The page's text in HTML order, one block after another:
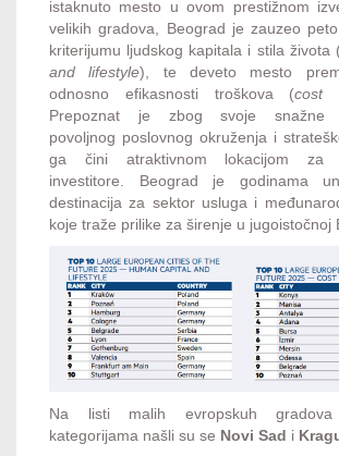
istaknuto mesto u ovom prestižnom
velikih gradova, Beograd je zauzeo
kriterijumu ljudskog kapitala i stila života
and lifestyle), te deveto mesto
odnosno efikasnosti troškova (cost
Prepoznat je zbog svoje snažne
povoljnog poslovnog okruženja i
ga čini atraktivnom lokacijom za
investitore. Beograd je godinama
destinacija za sektor usluga i
koje traže prilike za širenje u jugoistočnoj
Na listi malih evropskuh
kategorijama našli su se Novi Sad i